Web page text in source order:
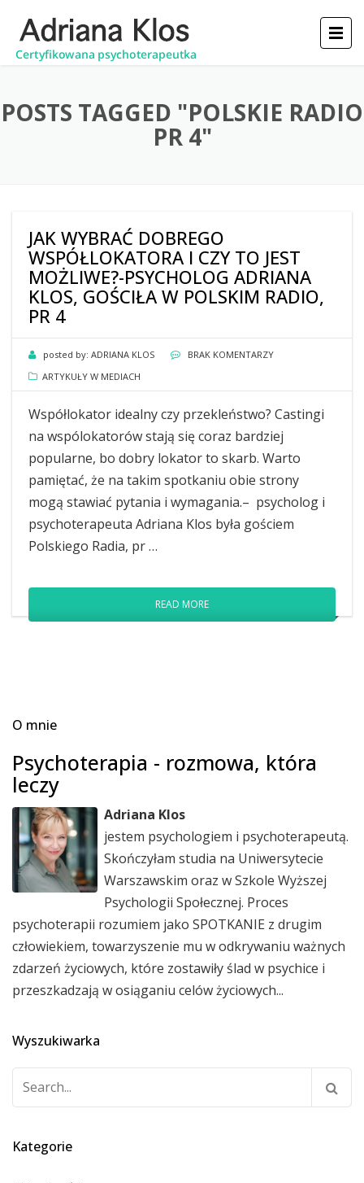
POSTS TAGGED "POLSKIE RADIO
PR 4"
JAK WYBRAĆ DOBREGO
WSPÓŁLOKATORA I CZY TO JEST
MOŻLIWE?-PSYCHOLOG ADRIANA
KLOS, GOŚCIŁA W POLSKIM RADIO,
PR 4
posted by: ADRIANA KLOS
BRAK KOMENTARZY
ARTYKUŁY W MEDIACH
Współlokator idealny czy przekleństwo? Castingi
na wspólokatorów stają się coraz bardziej
popularne, bo dobry lokator to skarb. Warto
pamiętać, że na takim spotkaniu obie strony
mogą stawiać pytania i wymagania.– psycholog i
psychoterapeuta Adriana Klos była gościem
Polskiego Radia, pr …
READ MORE
O mnie
Psychoterapia - rozmowa, która
leczy
Adriana Klos
jestem psychologiem i psychoterapeutą.
Skończyłam studia na Uniwersytecie
Warszawskim oraz w Szkole Wyższej
Psychologii Społecznej. Proces
psychoterapii rozumiem jako SPOTKANIE z drugim
człowiekiem, towarzyszenie mu w odkrywaniu ważnych
zdarzeń życiowych, które zostawiły ślad w psychice i
przeszkadzają w osiąganiu celów życiowych...
Wyszukiwarka
Kategorie